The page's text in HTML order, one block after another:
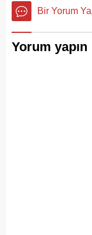
Bir Yorum
Yorum yapın